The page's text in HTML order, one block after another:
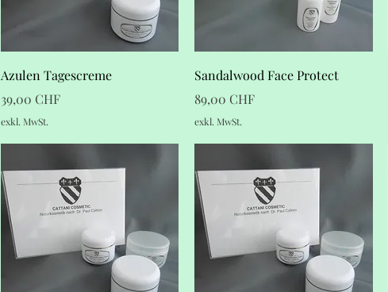
Schnellansicht
Azulen Tagescreme
Preis
39,00 CHF
exkl. MwSt.
Schnellansicht
Sandalwood Face Protect
Preis
89,00 CHF
exkl. MwSt.